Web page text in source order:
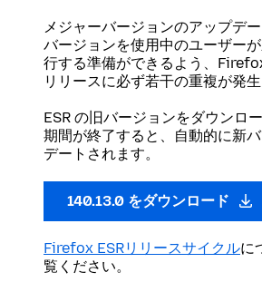
メジャーバージョンのアップデ
バージョンを使用中のユーザー
行する準備ができるよう、
リリースに必ず若干の重複が発生
ESR の旧バージョンをダウンロ
期間が終了すると、自動的に新
デートされます。
140.13.0 をダウンロード
Firefox ESRリリースサイクルに
覧ください。